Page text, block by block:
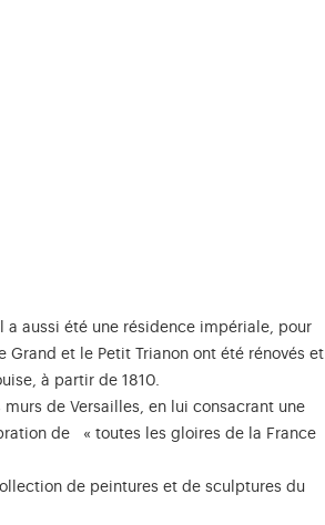
a aussi été une résidence impériale, pour
et le Petit Trianon ont été rénovés et
à partir de 1810.
de Versailles, en lui consacrant une
de « toutes les gloires de la France
de peintures et de sculptures du